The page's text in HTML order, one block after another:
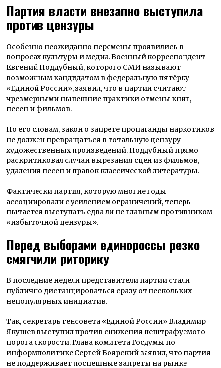
Партия власти внезапно выступила
против цензуры
Особенно неожиданно перемены проявились в
вопросах культуры и медиа. Военный корреспондент
Евгений Поддубный, которого СМИ называют
возможным кандидатом в федеральную пятёрку
«Единой России», заявил, что в партии считают
чрезмерными нынешние практики отмены книг,
песен и фильмов.
По его словам, закон о запрете пропаганды наркотиков
не должен превращаться в тотальную цензуру
художественных произведений. Поддубный прямо
раскритиковал случаи вырезания сцен из фильмов,
удаления песен и правок классической литературы.
Фактически партия, которую многие годы
ассоциировали с усилением ограничений, теперь
пытается выступать едва ли не главным противником
«избыточной цензуры».
Перед выборами единороссы резко
смягчили риторику
В последние недели представители партии стали
публично дистанцироваться сразу от нескольких
непопулярных инициатив.
Так, секретарь генсовета «Единой России» Владимир
Якушев выступил против снижения нештрафуемого
порога скорости. Глава комитета Госдумы по
информполитике Сергей Боярский заявил, что партия
не поддерживает поспешные запреты на рынке